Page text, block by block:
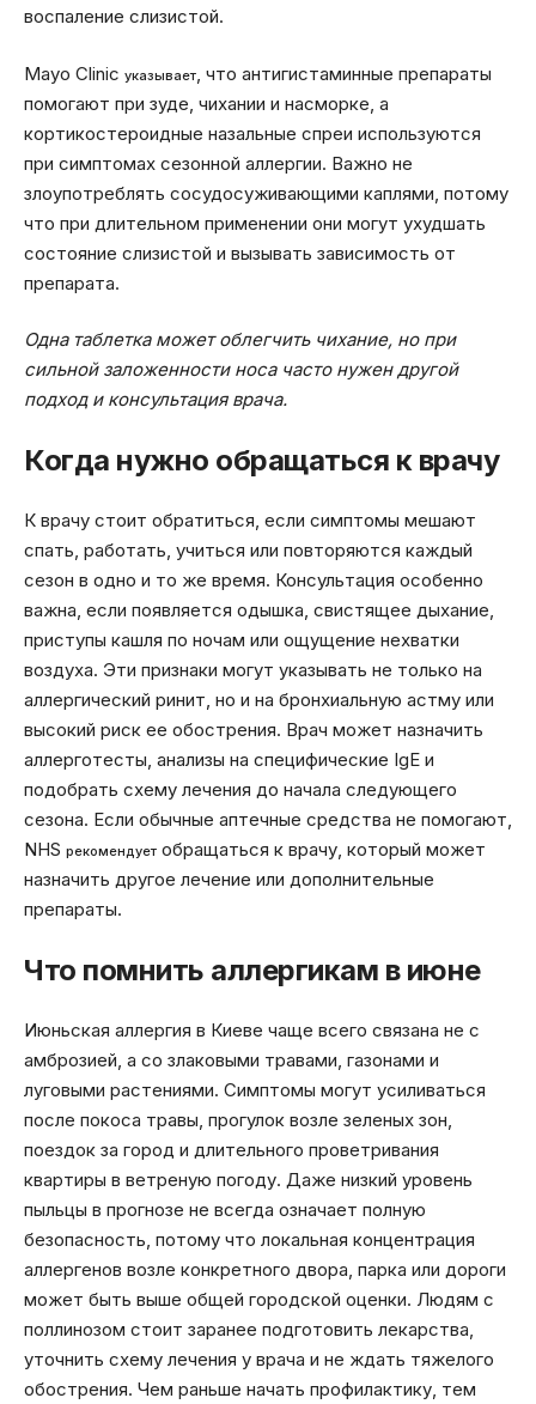
воспаление слизистой.
Mayo Clinic указывает , что антигистаминные препараты
помогают при зуде, чихании и насморке, а
кортикостероидные назальные спреи используются
при симптомах сезонной аллергии. Важно не
злоупотреблять сосудосуживающими каплями, потому
что при длительном применении они могут ухудшать
состояние слизистой и вызывать зависимость от
препарата.
Одна таблетка может облегчить чихание, но при
сильной заложенности носа часто нужен другой
подход и консультация врача.
Когда нужно обращаться к врачу
К врачу стоит обратиться, если симптомы мешают
спать, работать, учиться или повторяются каждый
сезон в одно и то же время. Консультация особенно
важна, если появляется одышка, свистящее дыхание,
приступы кашля по ночам или ощущение нехватки
воздуха. Эти признаки могут указывать не только на
аллергический ринит, но и на бронхиальную астму или
высокий риск ее обострения. Врач может назначить
аллерготесты, анализы на специфические IgE и
подобрать схему лечения до начала следующего
сезона. Если обычные аптечные средства не помогают,
NHS рекомендует обращаться к врачу, который может
назначить другое лечение или дополнительные
препараты.
Что помнить аллергикам в июне
Июньская аллергия в Киеве чаще всего связана не с
амброзией, а со злаковыми травами, газонами и
луговыми растениями. Симптомы могут усиливаться
после покоса травы, прогулок возле зеленых зон,
поездок за город и длительного проветривания
квартиры в ветреную погоду. Даже низкий уровень
пыльцы в прогнозе не всегда означает полную
безопасность, потому что локальная концентрация
аллергенов возле конкретного двора, парка или дороги
может быть выше общей городской оценки. Людям с
поллинозом стоит заранее подготовить лекарства,
уточнить схему лечения у врача и не ждать тяжелого
обострения. Чем раньше начать профилактику, тем